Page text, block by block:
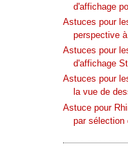
d'affichage
Astuces pour
perspective
Astuces pour
d'affichage
Astuces pour
la vue de
Astuce pour
par sélection